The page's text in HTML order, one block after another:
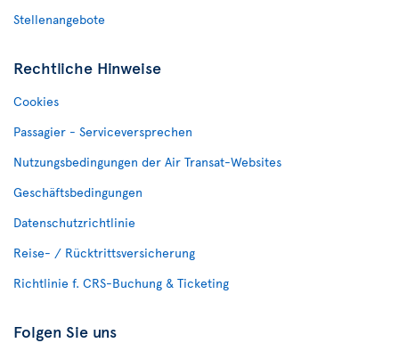
Stellenangebote
Rechtliche Hinweise
Cookies
Passagier - Serviceversprechen
Nutzungsbedingungen der Air Transat-Websites
Geschäftsbedingungen
Datenschutzrichtlinie
Reise- / Rücktrittsversicherung
Richtlinie f. CRS-Buchung & Ticketing
Folgen Sie uns